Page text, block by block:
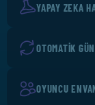
YAPAY ZEKA
OTOMATIK
OYUNCU